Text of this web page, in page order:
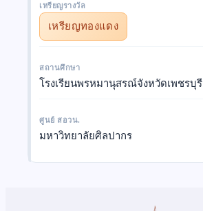
เหรียญรางวัล
เหรียญทองแดง
สถานศึกษา
โรงเรียนพรหมานุสรณ์จังหวัดเพชรบุรี
ศูนย์ สอวน.
มหาวิทยาลัยศิลปากร